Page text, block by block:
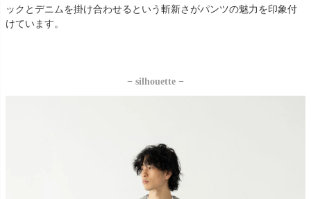
ックとデニムを掛け合わせるという斬新さがパンツの魅力を印象付
けています。
− silhouette −